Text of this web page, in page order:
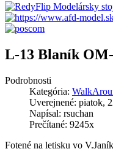
L-13 Blaník
Podrobnosti
Kategória:
Uverejnené: piatok,
Napísal: rsuchan
Prečítané: 9245x
Fotené na letisku vo